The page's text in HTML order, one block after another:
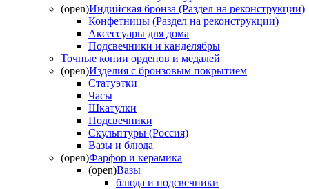
(open)Индийская бронза (Раздел на реконструкции)
Конфетницы (Раздел на реконструкции)
Аксессуары для дома
Подсвечники и канделябры
Точные копии орденов и медалей
(open)Изделия с бронзовым покрытием
Статуэтки
Часы
Шкатулки
Подсвечники
Скульптуры (Россия)
Вазы и блюда
(open)Фарфор и керамика
(open)Вазы
блюда и подсвечники